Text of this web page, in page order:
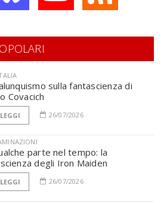
sulla fantascienza di
Covacich
LEGGI 26/07/2026
parte nel tempo: la
degli Iron Maiden
LEGGI 26/07/2026